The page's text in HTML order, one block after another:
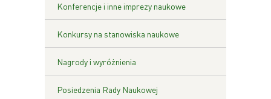
Konferencje i inne imprezy naukowe
Konkursy na stanowiska naukowe
Nagrody i wyróżnienia
Posiedzenia Rady Naukowej